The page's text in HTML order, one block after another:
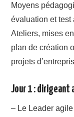
Moyens
évaluation et test
Ateliers, mises
plan de création
projets
Jour 1 : dirigeant
– Le Leader agile